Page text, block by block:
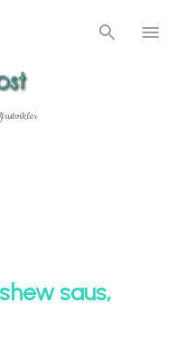
saus,